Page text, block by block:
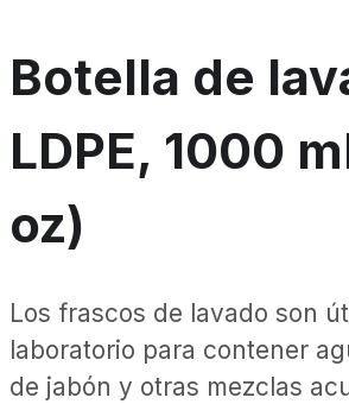
Botella de
LDPE, 1000
oz)
Los frascos de lavado son
laboratorio para contener
de jabón y otras mezclas